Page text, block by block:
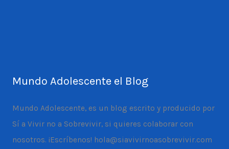
Mundo Adolescente el Blog
Mundo Adolescente, es un blog escrito y producido por
Sí a Vivir no a Sobrevivir, si quieres colaborar con
nosotros. ¡Escríbenos! hola@siavivirnoasobrevivir.com